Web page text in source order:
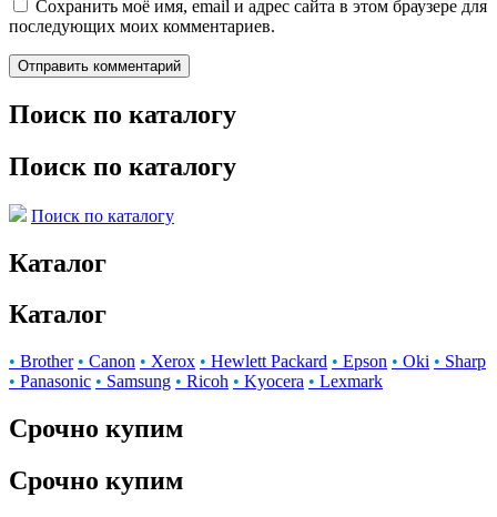
Сохранить моё имя, email и адрес сайта в этом браузере для
последующих моих комментариев.
Поиск по каталогу
Поиск по каталогу
Поиск по каталогу
Каталог
Каталог
• Brother • Canon • Xerox • Hewlett Packard • Epson • Oki • Sharp
• Panasonic • Samsung • Ricoh • Kyocera • Lexmark
Срочно купим
Срочно купим